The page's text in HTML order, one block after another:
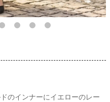
のインナーにイエローのレー